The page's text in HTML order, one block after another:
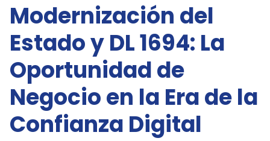
Modernización del
Estado y DL 1694: La
Oportunidad de
Negocio en la Era de la
Confianza Digital